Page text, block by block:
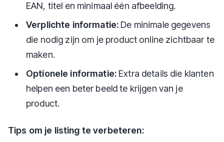
EAN, titel en minimaal één afbeelding.
Verplichte informatie: De minimale gegevens
die nodig zijn om je product online zichtbaar te
maken.
Optionele informatie: Extra details die klanten
helpen een beter beeld te krijgen van je
product.
Tips om je listing te verbeteren: